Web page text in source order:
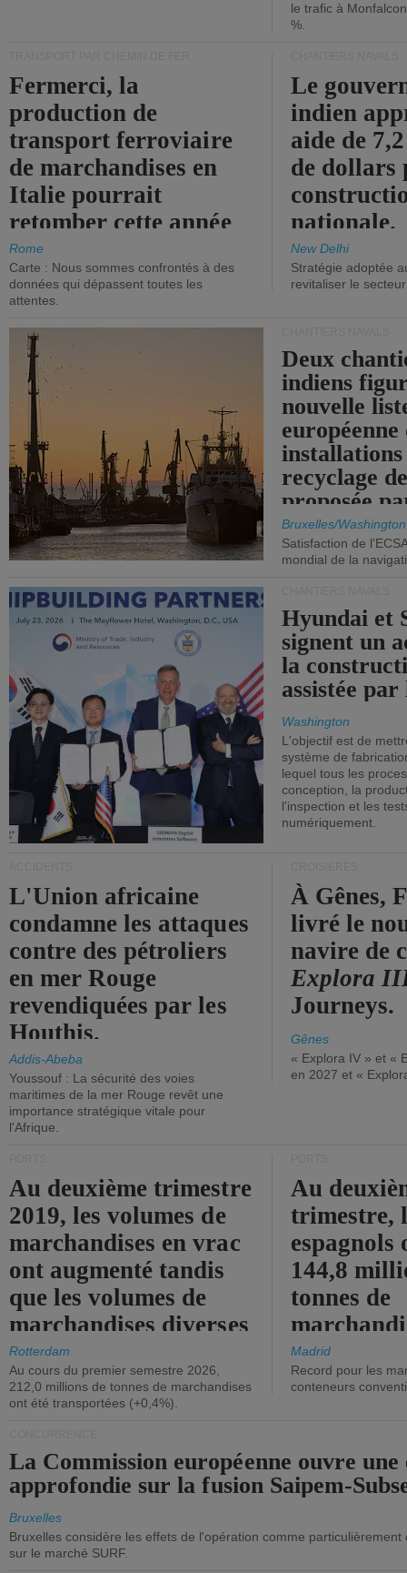
le trafic à
%.
Fermerci, la
production de
transport ferroviaire
de marchandises en
Italie pourrait
retomber cette année
aux niveaux de 2015.
Rome
Carte : Nous sommes confrontés à des
données qui dépassent toutes les
attentes.
Le
indien
aide de
de dollars
nationale.
New Delhi
Stratégie adoptée
revitaliser le secteur
Deux
indiens
nouvelle
européenne
installations
recyclage
proposée
Bruxelles/Washington
Satisfaction de
mondial de la
Hyundai et
signent un
la
assistée
Washington
L'objectif est de
système de
lequel tous les
conception, la
l'inspection et les
numériquement.
L'Union africaine
condamne les attaques
contre des pétroliers
en mer Rouge
revendiquées par les
Houthis.
Addis-Abeba
Youssouf : La sécurité des voies
maritimes de la mer Rouge revêt une
importance stratégique vitale pour
l'Afrique.
À Gênes,
livré le
navire de
Explora
Journeys.
Gênes
« Explora IV » et «
en 2027 et «
Au deuxième trimestre
2019, les volumes de
marchandises en vrac
ont augmenté tandis
que les volumes de
marchandises diverses
ont diminué.
Rotterdam
Au cours du premier semestre 2026,
212,0 millions de tonnes de marchandises
ont été transportées (+0,4%).
Au
trimestre,
144,8
tonnes de
(+2,9%).
Madrid
Record pour les
conteneurs
La Commission européenne ouvre une
approfondie sur la fusion Saipem-
Bruxelles
Bruxelles considère les effets de l'opération comme
sur le marché SURF.